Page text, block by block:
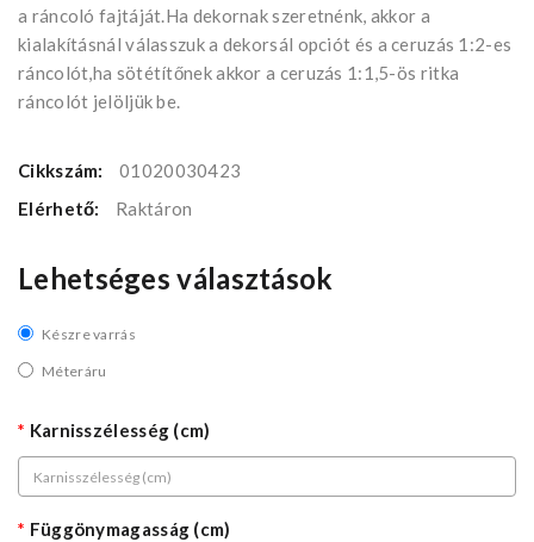
a ráncoló fajtáját.Ha dekornak szeretnénk, akkor a
kialakításnál válasszuk a dekorsál opciót és a ceruzás 1:2-es
ráncolót,ha sötétítőnek akkor a ceruzás 1:1,5-ös ritka
ráncolót jelöljük be.
Cikkszám:
01020030423
Elérhető:
Raktáron
Lehetséges választások
Készre varrás
Méteráru
Karnisszélesség (cm)
Függönymagasság (cm)